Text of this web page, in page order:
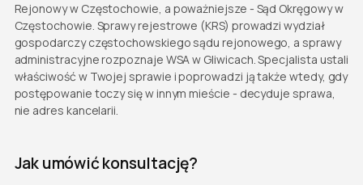
Rejonowy w Częstochowie, a poważniejsze - Sąd Okręgowy w
Częstochowie. Sprawy rejestrowe (KRS) prowadzi wydział
gospodarczy częstochowskiego sądu rejonowego, a sprawy
administracyjne rozpoznaje WSA w Gliwicach. Specjalista ustali
właściwość w Twojej sprawie i poprowadzi ją także wtedy, gdy
postępowanie toczy się w innym mieście - decyduje sprawa,
nie adres kancelarii.
Jak umówić konsultację?